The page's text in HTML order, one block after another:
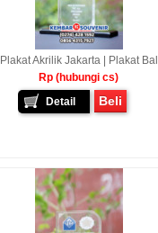
Plakat Akrilik Jakarta | Plakat Bal
Rp (hubungi cs)
Detail
Beli